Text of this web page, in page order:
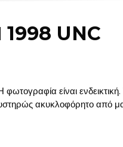
UNC
είναι
ακυκλοφόρητο από